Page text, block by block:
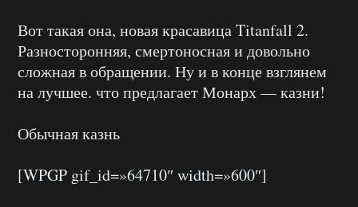
Вот такая она, новая красавица Titanfall 2.
Разносторонняя, смертоносная и довольно
сложная в обращении. Ну и в конце взглянем
на лучшее. что предлагает Монарх — казни!
Обычная казнь
[WPGP gif_id=»64710″ width=»600″]